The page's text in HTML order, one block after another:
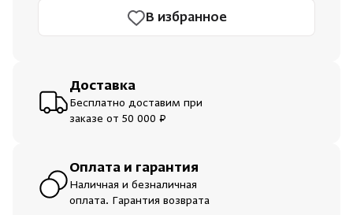
Пародушевые
В избранное
Доставка
Бесплатно доставим при
заказе от 50 000 ₽
Оплата и гарантия
Наличная и безналичная
оплата. Гарантия возврата
На главную
Войти
Зарегистрироваться